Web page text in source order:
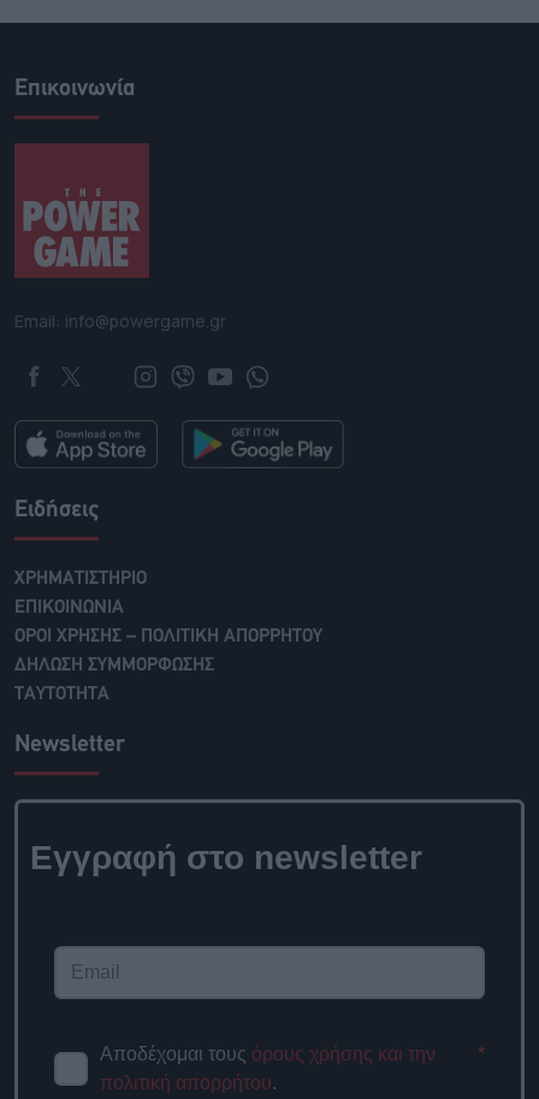
Επικοινωνία
Email: info@powergame.gr
Ειδήσεις
ΧΡΗΜΑΤΙΣΤΗΡΙΟ
ΕΠΙΚΟΙΝΩΝΙΑ
ΟΡΟΙ ΧΡΗΣΗΣ – ΠΟΛΙΤΙΚΗ ΑΠΟΡΡΗΤΟΥ
ΔΗΛΩΣΗ ΣΥΜΜΟΡΦΩΣΗΣ
ΤΑΥΤΟΤΗΤΑ
Newsletter
Εγγραφή στο newsletter
Αποδέχομαι τους όρους χρήσης και την
πολιτική απορρήτου.
*